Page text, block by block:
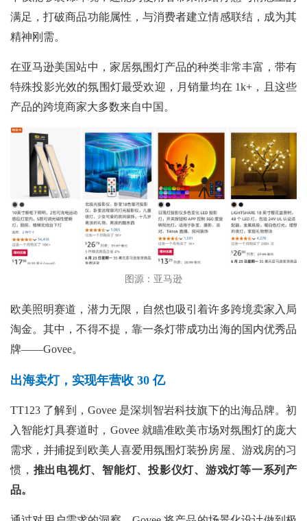
满足，打破商品功能属性，与消费者建立情感联结，成为其
精神刚需。
在亚马逊美国站中，家居氛围灯产品的种类非常丰富，带有
特殊投影光效的氛围灯最受欢迎，月销量均在 1k+，且这些
产品的跨境商家大多数来自中国。
图源：亚马逊
欧美照明赛道，潜力无限，自然也吸引着许多跨境卖家入局
淘金。其中，不得不提，靠一条灯带成功出海的国内优秀品
牌——Govee。
出海卖灯，实现年营收 30 亿
TT123 了解到，Govee 是深圳智岩科技旗下的出海品牌。初
入智能灯具赛道时，Govee 就瞄准欧美市场对氛围灯的庞大
需求，并捕捉到欧美人喜爱用氛围灯装扮房屋、游戏房的习
惯， 推出电视灯、智能灯、投影仪灯、游戏灯等一系列产
品。